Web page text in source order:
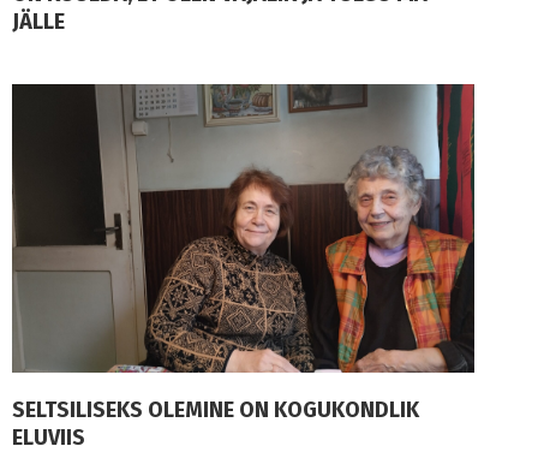
JÄLLE
SELTSILISEKS OLEMINE ON KOGUKONDLIK
ELUVIIS